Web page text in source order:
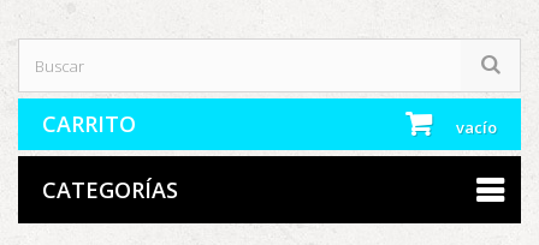
CARRITO vacío
CATEGORÍAS